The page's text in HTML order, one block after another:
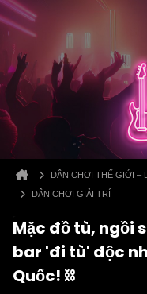
DÂN CHƠI THẾ GIỚI –
DÂN CHƠI GIẢI TRÍ
Mặc đồ tù, ngồi
bar 'đi tù' độc
Quốc! ⛓️